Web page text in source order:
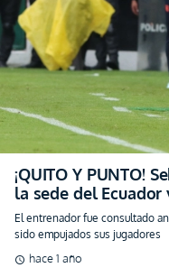
¡QUITO Y PUNTO!
la sede del Ecuador
El entrenador fue consultado
sido empujados sus jugadores
schedule hace 1 año